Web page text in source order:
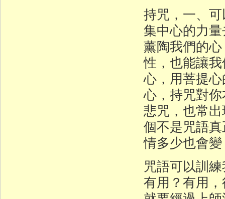
持咒，一、
集中心的力
薰陶我們的
性，也能讓
心，用菩提
心，持咒對
悲咒，也常
個不是咒語
情多少也會
咒語可以訓
有用？有用